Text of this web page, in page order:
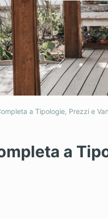
a Tipologie, Prezzi e
a